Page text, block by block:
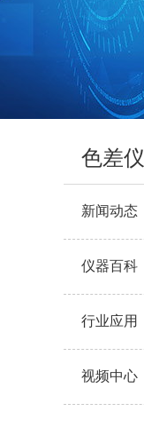
色差仪
新闻动态
仪器百科
行业应用
视频中心